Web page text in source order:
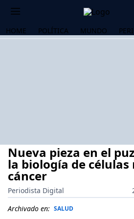
HOME POLÍTICA MUNDO
Nueva pieza en el
la biología de células
cáncer
Periodista Digital
Archivado en: SALUD